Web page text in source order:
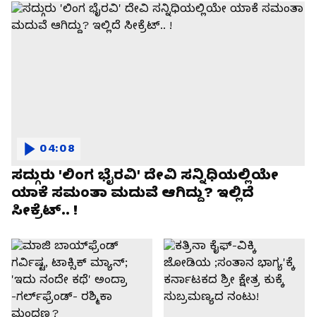
ಸದ್ಗುರು 'ಲಿಂಗ ಭೈರವಿ' ದೇವಿ ಸನ್ನಿಧಿಯಲ್ಲಿಯೇ
ಯಾಕೆ ಸಮಂತಾ ಮದುವೆ ಆಗಿದ್ದು? ಇಲ್ಲಿದೆ
ಸೀಕ್ರೆಟ್.. !
04:08